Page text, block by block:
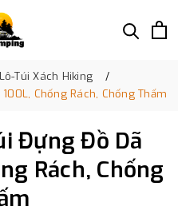
Túi Xách Hiking
Chống Rách, Chống Thấm
Đựng Đồ Dã
Rách, Chống